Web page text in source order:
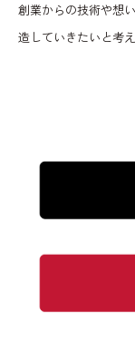
創業からの技術や想
造していきたいと考